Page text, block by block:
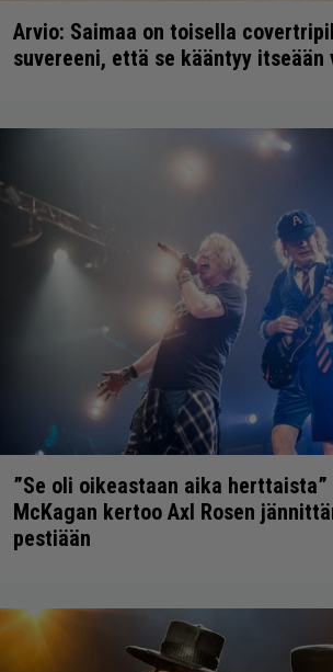
Arvio: Saimaa on toisella
suvereeni, että se kääntyy itseään
”Se oli oikeastaan aika
McKagan kertoo Axl Rosen
pestiään